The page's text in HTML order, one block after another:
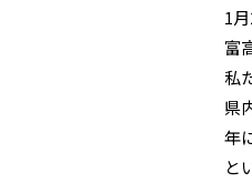
1
富
私
県
年
と